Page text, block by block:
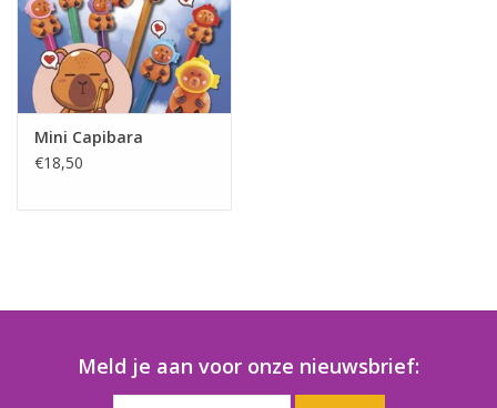
Gevulde capsules & mixen
32/35 mm
Klein speelgoed
Mini Capibara
€18,50
Meld je aan voor onze nieuwsbrief: